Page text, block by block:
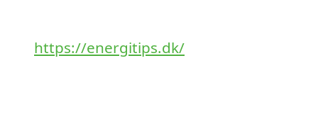
https://energitips.dk/